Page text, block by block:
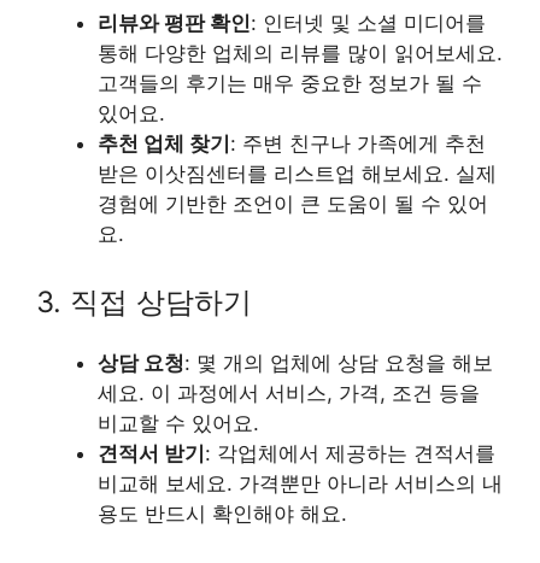
리뷰와 평판 확인: 인터넷 및 소셜 미디어를
통해 다양한 업체의 리뷰를 많이 읽어보세요.
고객들의 후기는 매우 중요한 정보가 될 수
있어요.
추천 업체 찾기 : 주변 친구나 가족에게 추천
받은 이삿짐센터를 리스트업 해보세요. 실제
경험에 기반한 조언이 큰 도움이 될 수 있어
요.
3. 직접 상담하기
상담 요청: 몇 개의 업체에 상담 요청을 해보
세요. 이 과정에서 서비스, 가격, 조건 등을
비교할 수 있어요.
견적서 받기: 각업체에서 제공하는 견적서를
비교해 보세요. 가격뿐만 아니라 서비스의 내
용도 반드시 확인해야 해요.